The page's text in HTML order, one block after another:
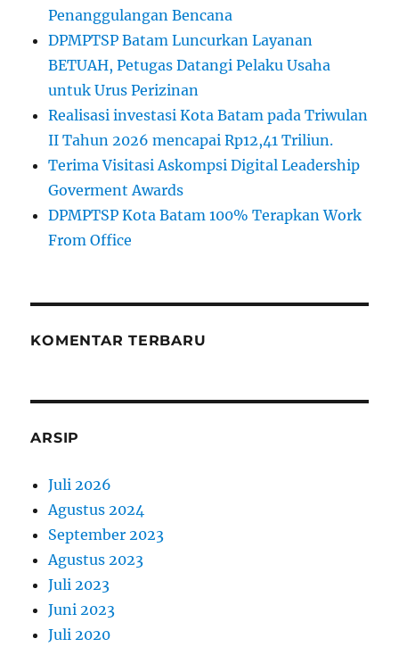
Penanggulangan Bencana
DPMPTSP Batam Luncurkan Layanan
BETUAH, Petugas Datangi Pelaku Usaha
untuk Urus Perizinan
Realisasi investasi Kota Batam pada Triwulan
II Tahun 2026 mencapai Rp12,41 Triliun.
Terima Visitasi Askompsi Digital Leadership
Goverment Awards
DPMPTSP Kota Batam 100% Terapkan Work
From Office
KOMENTAR TERBARU
ARSIP
Juli 2026
Agustus 2024
September 2023
Agustus 2023
Juli 2023
Juni 2023
Juli 2020